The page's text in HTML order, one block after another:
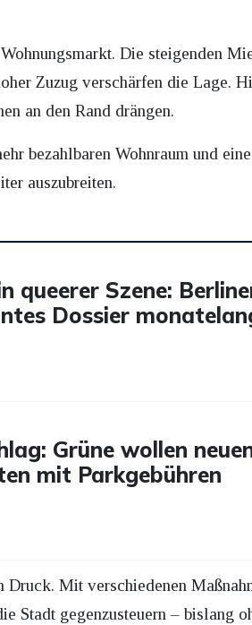
Die steigenden
Zuzug verschärfen die Lage.
an den Rand drängen.
bezahlbaren Wohnraum und
auszubreiten.
queerer Szene:
Dossier
Grüne wollen
mit Parkgebühren
Mit verschiedenen
Stadt gegenzusteuern – bislang